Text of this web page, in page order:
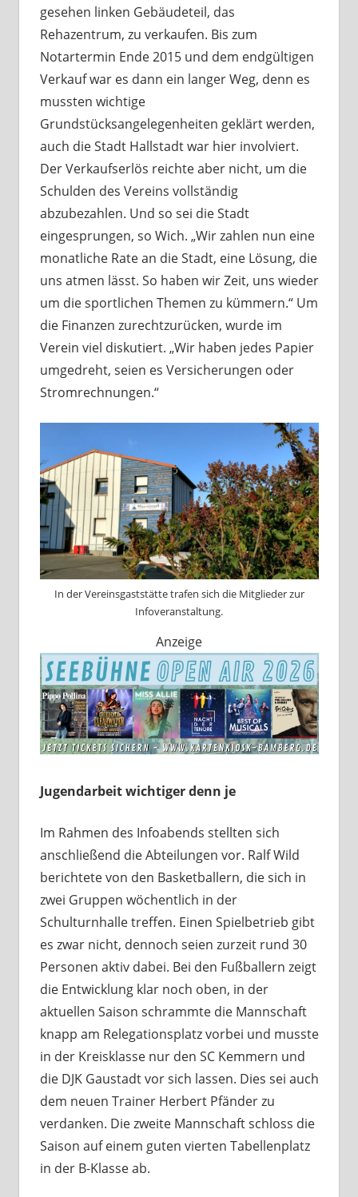
gesehen linken Gebäudeteil, das
Rehazentrum, zu verkaufen. Bis zum
Notartermin Ende 2015 und dem endgültigen
Verkauf war es dann ein langer Weg, denn es
mussten wichtige
Grundstücksangelegenheiten geklärt werden,
auch die Stadt Hallstadt war hier involviert.
Der Verkaufserlös reichte aber nicht, um die
Schulden des Vereins vollständig
abzubezahlen. Und so sei die Stadt
eingesprungen, so Wich. „Wir zahlen nun eine
monatliche Rate an die Stadt, eine Lösung, die
uns atmen lässt. So haben wir Zeit, uns wieder
um die sportlichen Themen zu kümmern.“ Um
die Finanzen zurechtzurücken, wurde im
Verein viel diskutiert. „Wir haben jedes Papier
umgedreht, seien es Versicherungen oder
Stromrechnungen.“
In der Vereinsgaststätte trafen sich die Mitglieder zur
Infoveranstaltung.
Anzeige
Jugendarbeit wichtiger denn je
Im Rahmen des Infoabends stellten sich
anschließend die Abteilungen vor. Ralf Wild
berichtete von den Basketballern, die sich in
zwei Gruppen wöchentlich in der
Schulturnhalle treffen. Einen Spielbetrieb gibt
es zwar nicht, dennoch seien zurzeit rund 30
Personen aktiv dabei. Bei den Fußballern zeigt
die Entwicklung klar noch oben, in der
aktuellen Saison schrammte die Mannschaft
knapp am Relegationsplatz vorbei und musste
in der Kreisklasse nur den SC Kemmern und
die DJK Gaustadt vor sich lassen. Dies sei auch
dem neuen Trainer Herbert Pfänder zu
verdanken. Die zweite Mannschaft schloss die
Saison auf einem guten vierten Tabellenplatz
in der B-Klasse ab.